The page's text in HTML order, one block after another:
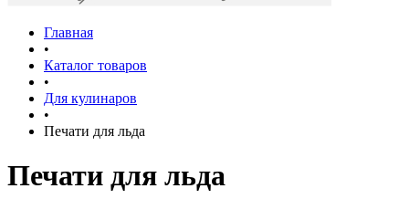
Главная
•
Каталог товаров
•
Для кулинаров
•
Печати для льда
Печати для льда